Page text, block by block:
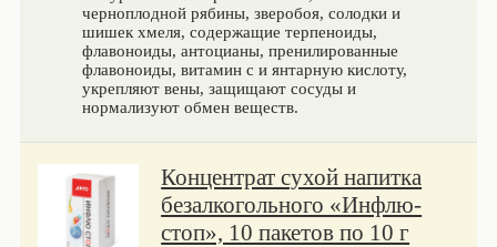
черноплодной рябины, зверобоя, солодки и
шишек хмеля, содержащие терпеноиды,
флавоноиды, антоцианы, пренилированные
флавоноиды, витамин с и янтарную кислоту,
укрепляют вены, защищают сосуды и
нормализуют обмен веществ.
Концентрат сухой напитка
безалкогольного «Инфлю-
стоп», 10 пакетов по 10 г